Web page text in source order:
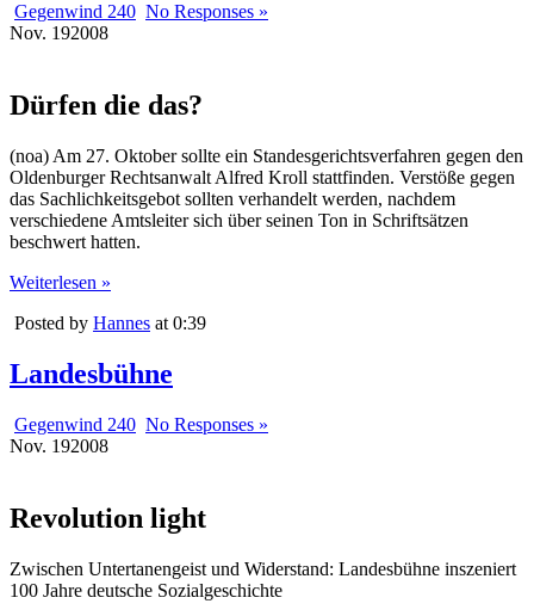
Gegenwind 240 No Responses »
Nov. 192008
Dürfen die das?
(noa) Am 27. Oktober sollte ein Standesgerichtsverfahren gegen den
Oldenburger Rechtsanwalt Alfred Kroll stattfinden. Verstöße gegen
das Sachlichkeitsgebot sollten verhandelt werden, nachdem
verschiedene Amtsleiter sich über seinen Ton in Schriftsätzen
beschwert hatten.
Weiterlesen »
Posted by Hannes at 0:39
Landesbühne
Gegenwind 240 No Responses »
Nov. 192008
Revolution light
Zwischen Untertanengeist und Widerstand: Landesbühne inszeniert
100 Jahre deutsche Sozialgeschichte